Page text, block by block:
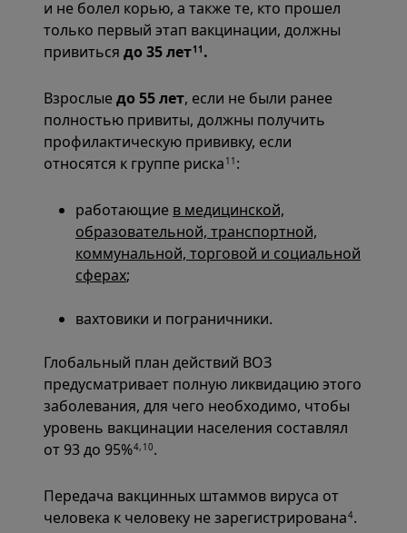
и не болел корью, а также те, кто прошел
только первый этап вакцинации, должны
привиться до 35 лет11 .
Взрослыедо 55 лет, если не были ранее
полностью привиты, должны получить
профилактическую прививку, если
относятся к группе риска 11 :
работающие в медицинской,
образовательной, транспортной,
коммунальной, торговой и социальной
сферах;
вахтовики и пограничники.
Глобальный план действий ВОЗ
предусматривает полную ликвидацию этого
заболевания, для чего необходимо, чтобы
уровень вакцинации населения составлял
от 93 до 95%4,10.
Передача вакцинных штаммов вируса от
человека к человеку не зарегистрирована4.